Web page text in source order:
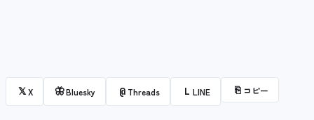
𝕏X 🦋Bluesky @ Threads L LINE ⎘ コピー